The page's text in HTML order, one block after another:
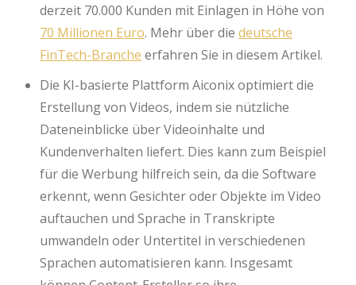
derzeit 70.000 Kunden mit Einlagen in Höhe von
70 Millionen Euro. Mehr über die deutsche
FinTech-Branche erfahren Sie in diesem Artikel.
Die KI-basierte Plattform Aiconix optimiert die
Erstellung von Videos, indem sie nützliche
Dateneinblicke über Videoinhalte und
Kundenverhalten liefert. Dies kann zum Beispiel
für die Werbung hilfreich sein, da die Software
erkennt, wenn Gesichter oder Objekte im Video
auftauchen und Sprache in Transkripte
umwandeln oder Untertitel in verschiedenen
Sprachen automatisieren kann. Insgesamt